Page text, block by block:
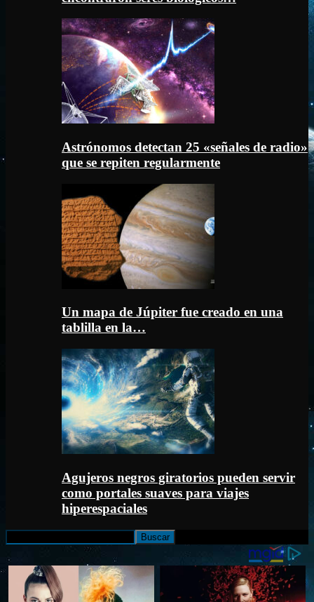
Astrónomos detectan 25 «señales de radio»
que se repiten regularmente
Un mapa de Júpiter fue creado en una
tablilla en la…
Agujeros negros giratorios pueden servir
como portales suaves para viajes
hiperespaciales